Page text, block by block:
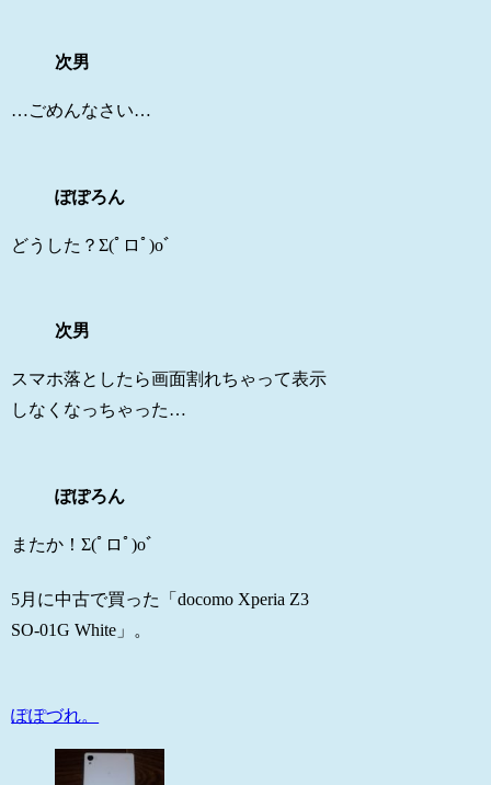
次男
…ごめんなさい…
ぽぽろん
どうした？Σ(ﾟロﾟ)oﾞ
次男
スマホ落としたら画面割れちゃって表示
しなくなっちゃった…
ぽぽろん
またか！Σ(ﾟロﾟ)oﾞ
5月に中古で買った「docomo Xperia Z3
SO-01G White」。
ぽぽづれ。